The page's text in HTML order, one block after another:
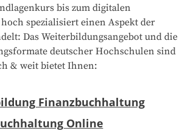
bis zum digitalen
spezialisiert einen Aspekt der
Das Weiterbildungsangebot und die
deutscher Hochschulen sind
& weit bietet Ihnen:
Finanzbuchhaltung
Online